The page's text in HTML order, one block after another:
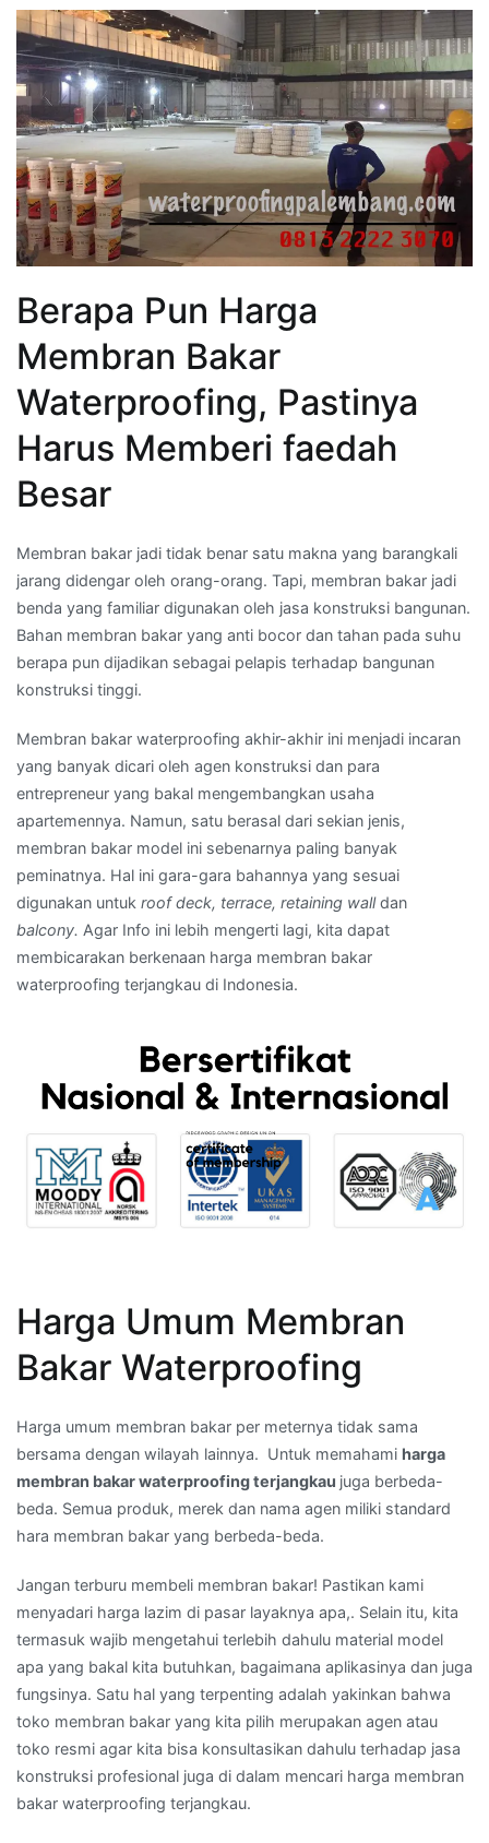
Berapa Pun Harga
Membran Bakar
Waterproofing, Pastinya
Harus Memberi faedah
Besar
Membran bakar jadi tidak benar satu makna yang barangkali
jarang didengar oleh orang-orang. Tapi, membran bakar jadi
benda yang familiar digunakan oleh jasa konstruksi bangunan.
Bahan membran bakar yang anti bocor dan tahan pada suhu
berapa pun dijadikan sebagai pelapis terhadap bangunan
konstruksi tinggi.
Membran bakar waterproofing akhir-akhir ini menjadi incaran
yang banyak dicari oleh agen konstruksi dan para
entrepreneur yang bakal mengembangkan usaha
apartemennya. Namun, satu berasal dari sekian jenis,
membran bakar model ini sebenarnya paling banyak
peminatnya. Hal ini gara-gara bahannya yang sesuai
digunakan untuk roof deck, terrace, retaining walldan
balcony. Agar Info ini lebih mengerti lagi, kita dapat
membicarakan berkenaan harga membran bakar
waterproofing terjangkau di Indonesia.
Harga Umum Membran
Bakar Waterproofing
Harga umum membran bakar per meternya tidak sama
bersama dengan wilayah lainnya. Untuk memahami harga
membran bakar waterproofing terjangkau juga berbeda-
beda. Semua produk, merek dan nama agen miliki standard
hara membran bakar yang berbeda-beda.
Jangan terburu membeli membran bakar! Pastikan kami
menyadari harga lazim di pasar layaknya apa,. Selain itu, kita
termasuk wajib mengetahui terlebih dahulu material model
apa yang bakal kita butuhkan, bagaimana aplikasinya dan juga
fungsinya. Satu hal yang terpenting adalah yakinkan bahwa
toko membran bakar yang kita pilih merupakan agen atau
toko resmi agar kita bisa konsultasikan dahulu terhadap jasa
konstruksi profesional juga di dalam mencari harga membran
bakar waterproofing terjangkau.